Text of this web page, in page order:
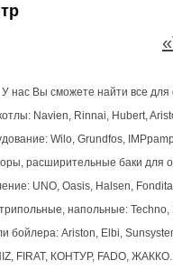
У нас Вы сможете найти все
Navien, Rinnai, Hubert,
Wilo, Grundfos,
расширительные баки для
UNO, Oasis, Halsen,
напольные: Techno,
бойлера: Ariston, Elbi,
FIRAT, КОНТУР, FADO, ЖАККО.